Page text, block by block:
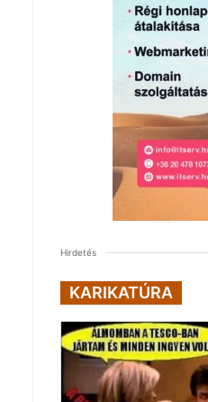
Hirdetés
KARIKATÚRA